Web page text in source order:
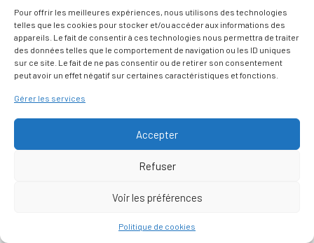
Pour offrir les meilleures expériences, nous utilisons des technologies
telles que les cookies pour stocker et/ou accéder aux informations des
appareils. Le fait de consentir à ces technologies nous permettra de traiter
des données telles que le comportement de navigation ou les ID uniques
sur ce site. Le fait de ne pas consentir ou de retirer son consentement
peut avoir un effet négatif sur certaines caractéristiques et fonctions.
Gérer les services
Accepter
Refuser
Voir les préférences
Politique de cookies